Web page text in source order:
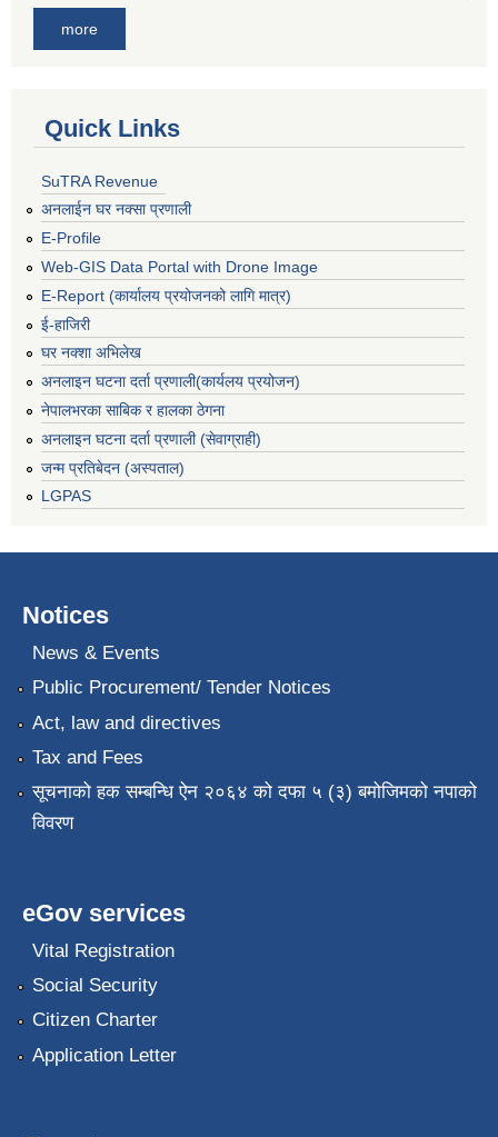
more
Quick Links
SuTRA Revenue
अनलाईन घर नक्सा प्रणाली
E-Profile
Web-GIS Data Portal with Drone Image
E-Report (कार्यालय प्रयोजनको लागि मात्र)
ई-हाजिरी
घर नक्शा अभिलेख
अनलाइन घटना दर्ता प्रणाली(कार्यलय प्रयोजन)
नेपालभरका साबिक र हालका ठेगना
अनलाइन घटना दर्ता प्रणाली (सेवाग्राही)
जन्म प्रतिबेदन (अस्पताल)
LGPAS
Notices
News & Events
Public Procurement/ Tender Notices
Act, law and directives
Tax and Fees
सूचनाको हक सम्बन्धि ऐन २०६४ को दफा ५ (३) बमोजिमको नपाको
विवरण
eGov services
Vital Registration
Social Security
Citizen Charter
Application Letter